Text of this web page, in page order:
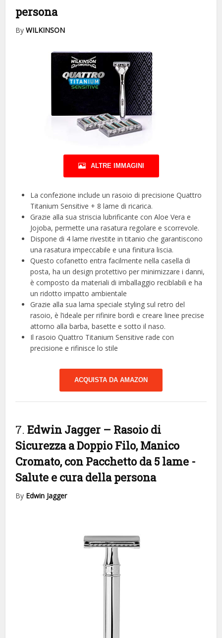
persona
ByWILKINSON
ALTRE IMMAGINI
La confezione include un rasoio di precisione Quattro
Titanium Sensitive + 8 lame di ricarica.
Grazie alla sua striscia lubrificante con Aloe Vera e
Jojoba, permette una rasatura regolare e scorrevole.
Dispone di 4 lame rivestite in titanio che garantiscono
una rasatura impeccabile e una finitura liscia.
Questo cofanetto entra facilmente nella casella di
posta, ha un design protettivo per minimizzare i danni,
è composto da materiali di imballaggio reciblabili e ha
un ridotto impatto ambientale
Grazie alla sua lama speciale styling sul retro del
rasoio, è l’ideale per rifinire bordi e creare linee precise
attorno alla barba, basette e sotto il naso.
Il rasoio Quattro Titanium Sensitive rade con
precisione e rifinisce lo stile
ACQUISTA DA AMAZON
7.Edwin Jagger – Rasoio di
Sicurezza a Doppio Filo, Manico
Cromato, con Pacchetto da 5 lame -
Salute e cura della persona
By Edwin Jagger